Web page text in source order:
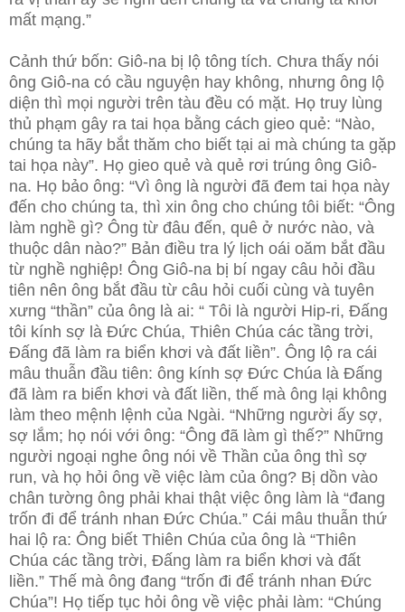
mất mạng.”
Cảnh thứ bốn: Giô-na bị lộ tông tích. Chưa thấy nói
ông Giô-na có cầu nguyện hay không, nhưng ông lộ
diện thì mọi người trên tàu đều có mặt. Họ truy lùng
thủ phạm gây ra tai họa bằng cách gieo quẻ: “Nào,
chúng ta hãy bắt thăm cho biết tại ai mà chúng ta gặp
tai họa này”. Họ gieo quẻ và quẻ rơi trúng ông Giô-
na. Họ bảo ông: “Vì ông là người đã đem tai họa này
đến cho chúng ta, thì xin ông cho chúng tôi biết: “Ông
làm nghề gì? Ông từ đâu đến, quê ở nước nào, và
thuộc dân nào?” Bản điều tra lý lịch oái oăm bắt đầu
từ nghề nghiệp! Ông Giô-na bị bí ngay câu hỏi đầu
tiên nên ông bắt đầu từ câu hỏi cuối cùng và tuyên
xưng “thần” của ông là ai: “ Tôi là người Hip-ri, Đấng
tôi kính sợ là Đức Chúa, Thiên Chúa các tầng trời,
Đấng đã làm ra biển khơi và đất liền”. Ông lộ ra cái
mâu thuẫn đầu tiên: ông kính sợ Đức Chúa là Đấng
đã làm ra biển khơi và đất liền, thế mà ông lại không
làm theo mệnh lệnh của Ngài. “Những người ấy sợ,
sợ lắm; họ nói với ông: “Ông đã làm gì thế?” Những
người ngoại nghe ông nói về Thần của ông thì sợ
run, và họ hỏi ông về việc làm của ông? Bị dồn vào
chân tường ông phải khai thật việc ông làm là “đang
trốn đi để tránh nhan Đức Chúa.” Cái mâu thuẫn thứ
hai lộ ra: Ông biết Thiên Chúa của ông là “Thiên
Chúa các tầng trời, Đấng làm ra biển khơi và đất
liền.” Thế mà ông đang “trốn đi để tránh nhan Đức
Chúa”! Họ tiếp tục hỏi ông về việc phải làm: “Chúng